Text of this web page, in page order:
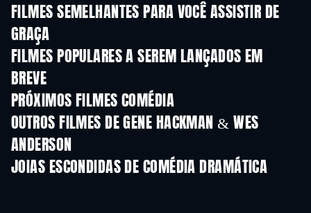
FILMES SEMELHANTES PARA VOCÊ ASSISTIR DE
GRAÇA
FILMES POPULARES A SEREM LANÇADOS EM
BREVE
PRÓXIMOS FILMES COMÉDIA
OUTROS FILMES DE GENE HACKMAN & WES
ANDERSON
JOIAS ESCONDIDAS DE COMÉDIA DRAMÁTICA
Série